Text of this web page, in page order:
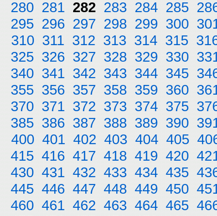
280 281 282 283 284 285
295 296 297 298 299 300
310 311 312 313 314 315
325 326 327 328 329 330
340 341 342 343 344 345
355 356 357 358 359 360
370 371 372 373 374 375
385 386 387 388 389 390
400 401 402 403 404 405
415 416 417 418 419 420
430 431 432 433 434 435
445 446 447 448 449 450
460 461 462 463 464 465